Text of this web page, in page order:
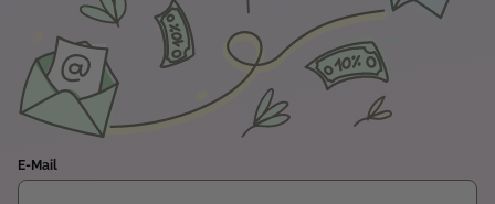
E-Mail